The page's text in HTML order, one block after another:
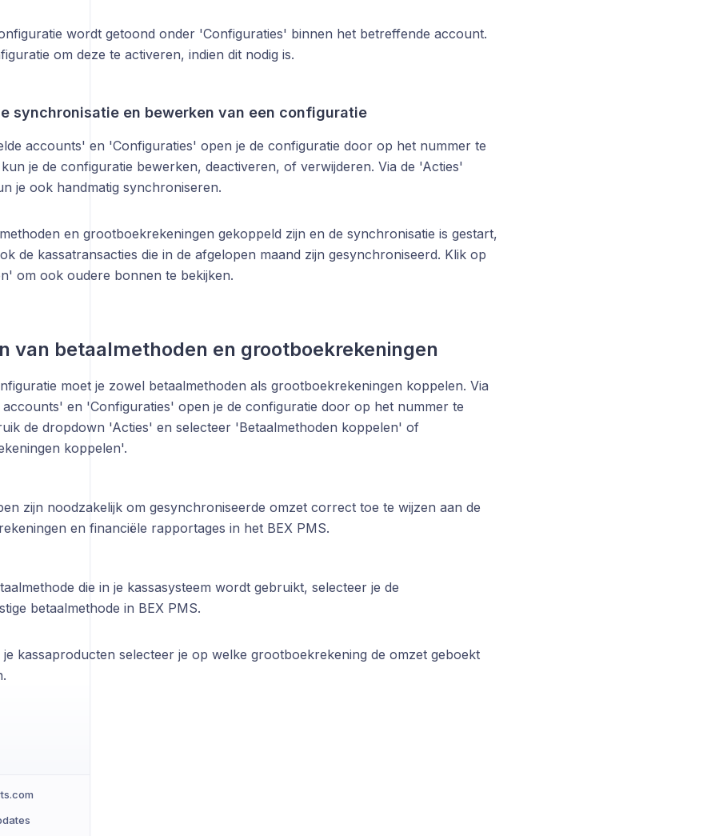
wordt getoond onder 'Configuraties' binnen het betreffende account.
om deze te activeren, indien dit nodig is.
synchronisatie en bewerken van een configuratie
accounts' en 'Configuraties' open je de configuratie door op het nummer te
je de configuratie bewerken, deactiveren, of verwijderen. Via de 'Acties'
je ook handmatig synchroniseren.
en grootboekrekeningen gekoppeld zijn en de synchronisatie is gestart,
de kassatransacties die in de afgelopen maand zijn gesynchroniseerd. Klik op
om ook oudere bonnen te bekijken.
van betaalmethoden en grootboekrekeningen
moet je zowel betaalmethoden als grootboekrekeningen koppelen. Via
accounts' en 'Configuraties' open je de configuratie door op het nummer te
de dropdown 'Acties' en selecteer 'Betaalmethoden koppelen' of
koppelen'.
zijn noodzakelijk om gesynchroniseerde omzet correct toe te wijzen aan de
en financiële rapportages in het BEX PMS.
die in je kassasysteem wordt gebruikt, selecteer je de
betaalmethode in BEX PMS.
kassaproducten selecteer je op welke grootboekrekening de omzet geboekt